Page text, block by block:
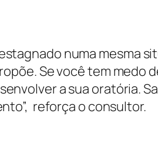
numa mesma
Se você tem medo
a sua oratória.
reforça o consultor.